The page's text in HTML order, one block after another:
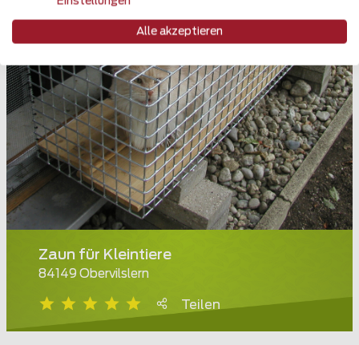
Zaun für Kleintiere
84149 Obervilslern
Teilen
Alle akzeptieren